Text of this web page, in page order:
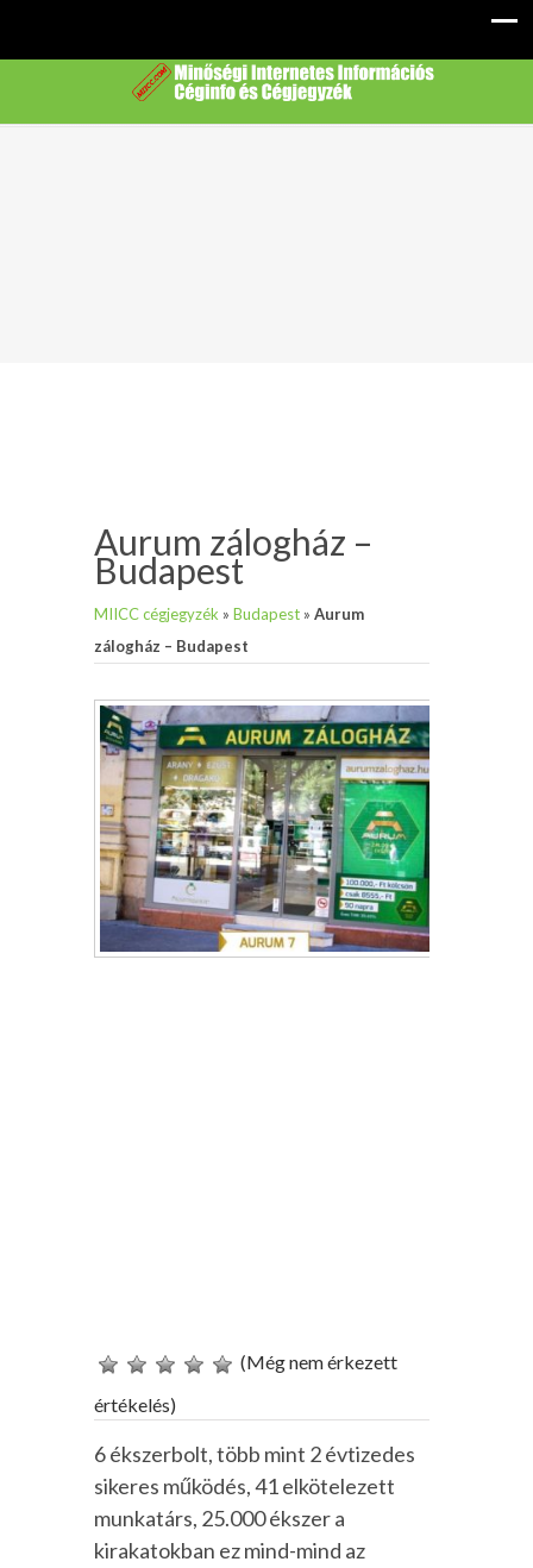
Aurum zálogház –
Budapest
MIICC cégjegyzék » Budapest » Aurum
zálogház – Budapest
(Még nem érkezett
értékelés)
6 ékszerbolt, több mint 2 évtizedes
sikeres működés, 41 elkötelezett
munkatárs, 25.000 ékszer a
kirakatokban ez mind-mind az